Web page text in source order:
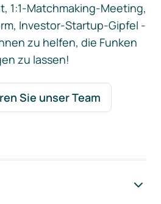
1:1-Matchmaking-Meeting,
Investor-Startup-Gipfel -
zu helfen, die Funken
zu lassen!
Sie unser Team